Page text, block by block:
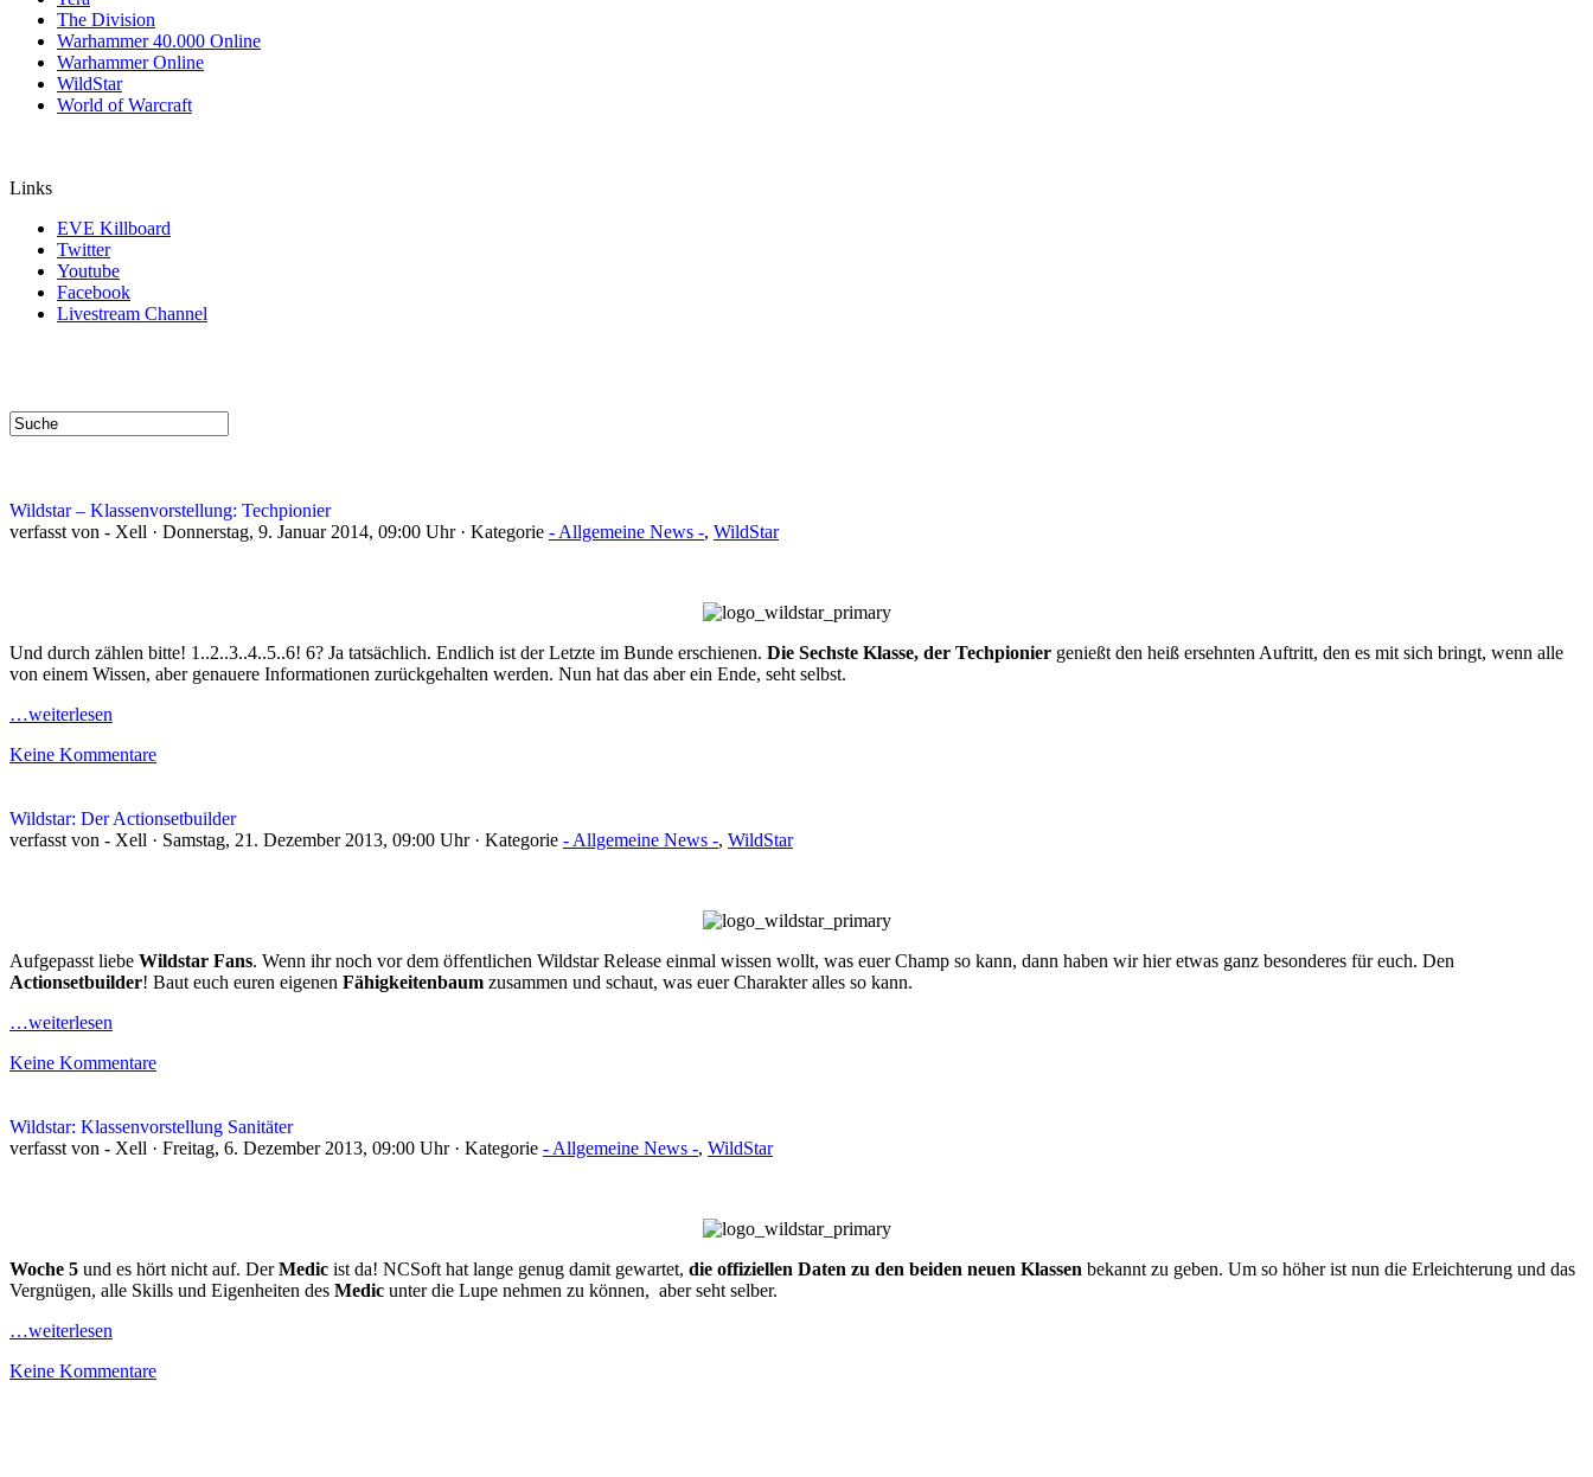
The Division
Warhammer 40.000 Online
Warhammer Online
WildStar
World of Warcraft
Links
EVE Killboard
Twitter
Youtube
Facebook
Livestream Channel
Wildstar – Klassenvorstellung: Techpionier
verfasst von - Xell · Donnerstag, 9. Januar 2014, 09:00 Uhr · Kategorie - Allgemeine News -, WildStar
Und durch zählen bitte! 1..2..3..4..5..6! 6? Ja tatsächlich. Endlich ist der Letzte im Bunde erschienen. Die Sechste Klasse, der Techpionier genießt den heiß ersehnten Auftritt, den es mit sich bringt, wenn alle
von einem Wissen, aber genauere Informationen zurückgehalten werden. Nun hat das aber ein Ende, seht selbst.
…weiterlesen
Keine Kommentare
Wildstar: Der Actionsetbuilder
verfasst von - Xell · Samstag, 21. Dezember 2013, 09:00 Uhr · Kategorie - Allgemeine News -, WildStar
Aufgepasst liebe Wildstar Fans. Wenn ihr noch vor dem öffentlichen Wildstar Release einmal wissen wollt, was euer Champ so kann, dann haben wir hier etwas ganz besonderes für euch. Den
Actionsetbuilder! Baut euch euren eigenen Fähigkeitenbaum zusammen und schaut, was euer Charakter alles so kann.
…weiterlesen
Keine Kommentare
Wildstar: Klassenvorstellung Sanitäter
verfasst von - Xell · Freitag, 6. Dezember 2013, 09:00 Uhr · Kategorie - Allgemeine News -, WildStar
Woche 5 und es hört nicht auf. DerMedic ist da! NCSoft hat lange genug damit gewartet, die offiziellen Daten zu den beiden neuen Klassen bekannt zu geben. Um so höher ist nun die Erleichterung und das
Vergnügen, alle Skills und Eigenheiten des Medic unter die Lupe nehmen zu können, aber seht selber.
…weiterlesen
Keine Kommentare